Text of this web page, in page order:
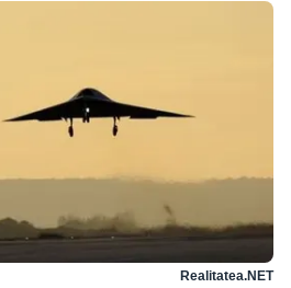
Realitatea.NET